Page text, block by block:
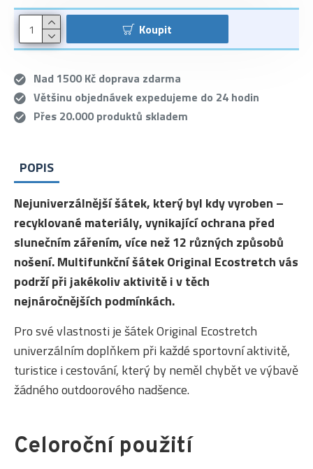
Koupit
Nad 1500 Kč doprava zdarma
Většinu objednávek expedujeme do 24 hodin
Přes 20.000 produktů skladem
POPIS
Nejuniverzálnější šátek, který byl kdy vyroben –
recyklované materiály, vynikající ochrana před
slunečním zářením, více než 12 různých způsobů
nošení. Multifunkční šátek Original Ecostretch vás
podrží při jakékoliv aktivitě i v těch
nejnáročnějších podmínkách.
Pro své vlastnosti je šátek Original Ecostretch
univerzálním doplňkem při každé sportovní aktivitě,
turistice i cestování, který by neměl chybět ve výbavě
žádného outdoorového nadšence.
Celoroční použití